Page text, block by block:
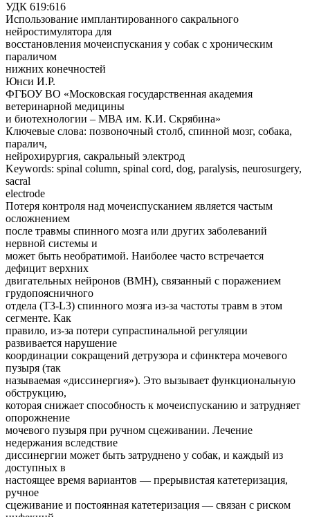
УДК 619:616
Использование имплантированного сакрального
нейростимулятора для
восстановления мочеиспускания у собак с хроническим
параличом
нижних конечностей
Юнси И.Р.
ФГБОУ ВО «Московская государственная академия
ветеринарной медицины
и биотехнологии – МВА им. К.И. Скрябина»
Ключевые слова: позвоночный столб, спинной мозг, собака,
паралич,
нейрохирургия, сакральный электрод
Keywords: spinal column, spinal cord, dog, paralysis, neurosurgery,
sacral
electrode
Потеря контроля над мочеиспусканием является частым
осложнением
после травмы спинного мозга или других заболеваний
нервной системы и
может быть необратимой. Наиболее часто встречается
дефицит верхних
двигательных нейронов (ВМН), связанный с поражением
грудопоясничного
отдела (T3-L3) спинного мозга из-за частоты травм в этом
сегменте. Как
правило, из-за потери супраспинальной регуляции
развивается нарушение
координации сокращений детрузора и сфинктера мочевого
пузыря (так
называемая «диссинергия»). Это вызывает функциональную
обструкцию,
которая снижает способность к мочеиспусканию и затрудняет
опорожнение
мочевого пузыря при ручном сцеживании. Лечение
недержания вследствие
диссинергии может быть затруднено у собак, и каждый из
доступных в
настоящее время вариантов — прерывистая катетеризация,
ручное
сцеживание и постоянная катетеризация — связан с риском